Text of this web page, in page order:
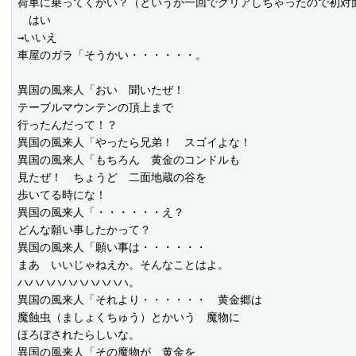
荷車に乗ってくかい？（というか一回でクリアしちゃったので初対
はい
→いいえ
車屋のガラ「そうかい・・・・・・。
異国の風来人「おい　聞いたぜ！
テーブルマウンテンの頂上まで
行ったんだって！？
異国の風来人「やったら兄弟！　スゴイよな！
異国の風来人「もちろん　黄金のコンドルも
見たぜ！　ちょうど　二面地蔵の谷を
歩いてる時にな！
異国の風来人「・・・・・・え？
どんな願い事したかって？
異国の風来人「願い事は・・・・・・
まあ　いいじゃねえか。そんなことはよ。
ハハハハハハハハハハ。
異国の風来人「それより・・・・・・　黄金郷は
魔蝕虫（ましょくちゅう）とかいう　魔物に
ほろぼされたらしいな。
異国の風来人「その魔物が　黄金を